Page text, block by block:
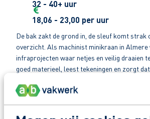
32 - 40+ uur
18,06 - 23,00 per uur
De bak zakt de grond in, de sleuf komt strak
overzicht. Als machinist minikraan in Almere
infraprojecten waar netjes en veilig draaien
goed materieel, leest tekeningen en zorgt
andere machinisten maak je elke dag